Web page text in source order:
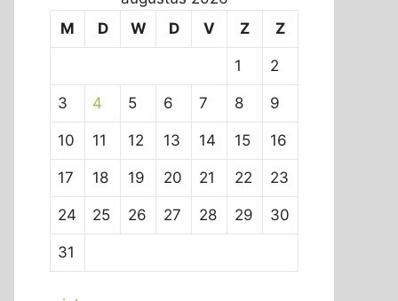
M
D W D V Z Z
1 2
3 4 5 6 7 8 9
10 11 12 13 14 15 16
17 18 19 20 21 22 23
24 25 26 27 28 29 30
31